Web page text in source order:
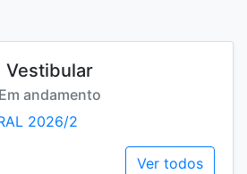
Vestibular
Em andamento
2026/2
Ver todos